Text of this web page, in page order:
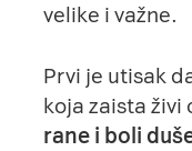
velike i važne.
Prvi je utisak
koja zaista
rane i boli